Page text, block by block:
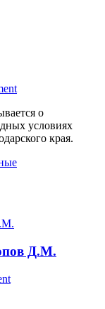
о
условиях
края.
Д.М.